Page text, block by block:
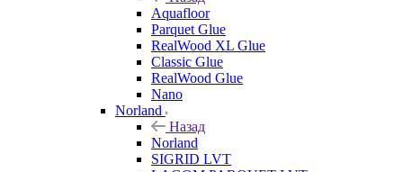
Aquafloor
Parquet Glue
RealWood XL Glue
Classic Glue
RealWood Glue
Nano
Norland
Назад
Norland
SIGRID LVT